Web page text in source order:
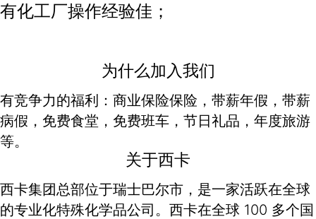
有化工厂操作经验佳；
为什么加入我们
有竞争力的福利：商业保险保险，带薪年假，带薪
病假，免费食堂，免费班车，节日礼品，年度旅游
等。
关于西卡
西卡集团总部位于瑞士巴尔市，是一家活跃在全球
的专业化特殊化学品公司。西卡在全球 100 多个国